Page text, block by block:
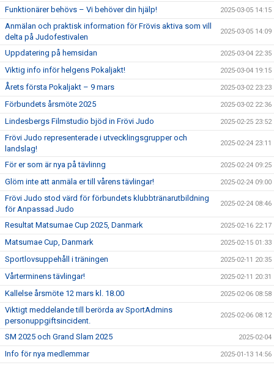
Funktionärer behövs – Vi behöver din hjälp! 2025-03-05 14:15
Anmälan och praktisk information för Frövis aktiva som vill
delta på Judofestivalen
2025-03-05 14:09
Uppdatering på hemsidan 2025-03-04 22:35
Viktig info inför helgens Pokaljakt! 2025-03-04 19:15
Årets första Pokaljakt – 9 mars 2025-03-02 23:23
Förbundets årsmöte 2025 2025-03-02 22:36
Lindesbergs Filmstudio bjöd in Frövi Judo 2025-02-25 23:52
Frövi Judo representerade i utvecklingsgrupper och
landslag!
2025-02-24 23:11
För er som är nya på tävlinng 2025-02-24 09:25
Glöm inte att anmäla er till vårens tävlingar! 2025-02-24 09:00
Frövi Judo stod värd för förbundets klubbtränarutbildning
för Anpassad Judo
2025-02-24 08:46
Resultat Matsumae Cup 2025, Danmark 2025-02-16 22:17
Matsumae Cup, Danmark 2025-02-15 01:33
Sportlovsuppehåll i träningen 2025-02-11 20:35
Vårterminens tävlingar! 2025-02-11 20:31
Kallelse årsmöte 12 mars kl. 18.00 2025-02-06 08:58
Viktigt meddelande till berörda av SportAdmins
personuppgiftsincident.
2025-02-06 08:12
SM 2025 och Grand Slam 2025 2025-02-04
Info för nya medlemmar 2025-01-13 14:56